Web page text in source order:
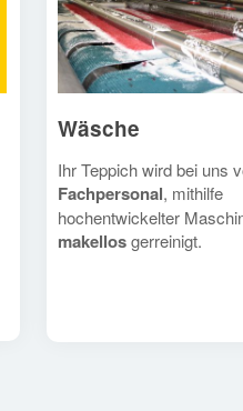
Wäsche
Ihr Teppich wird bei uns
Fachpersonal, mithilfe
hochentwickelter
makellosgerreinigt.